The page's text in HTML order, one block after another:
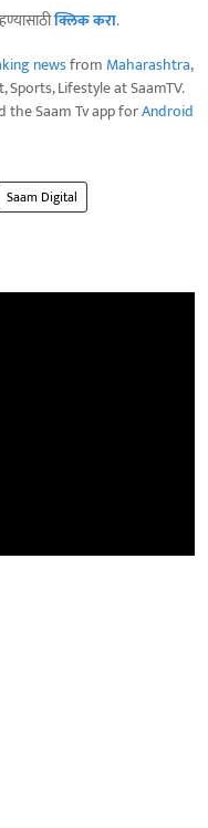
क्लिक करा.
newsfrom Maharashtra,
Sports, Lifestyle at SaamTV.
the Saam Tv app forAndroid
Saam Digital